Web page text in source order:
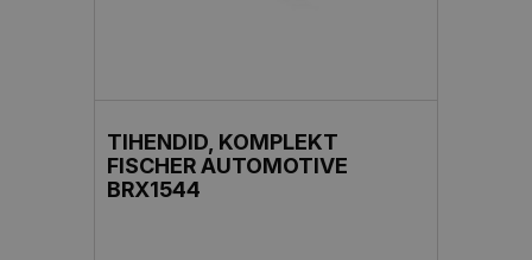
TIHENDID, KOMPLEKT
FISCHER AUTOMOTIVE
BRX1544